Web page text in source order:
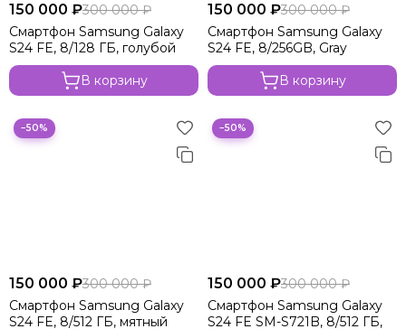
150 000 ₽300 000 ₽
Смартфон Samsung Galaxy
S24 FE, 8/128 ГБ, голубой
В корзину
150 000 ₽300 000 ₽
Смартфон Samsung Galaxy
S24 FE, 8/256GB, Gray
В корзину
−50%
150 000 ₽300 000 ₽
Смартфон Samsung Galaxy
S24 FE, 8/512 ГБ, мятный
−50%
150 000 ₽300 000 ₽
Смартфон Samsung Galaxy
S24 FE SM-S721B, 8/512 ГБ,